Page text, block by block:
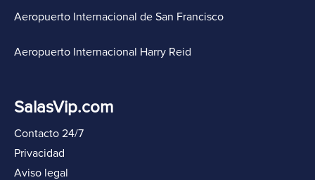
Aeropuerto Internacional de San Francisco
Aeropuerto Internacional Harry Reid
SalasVip.com
Contacto 24/7
Privacidad
Aviso legal